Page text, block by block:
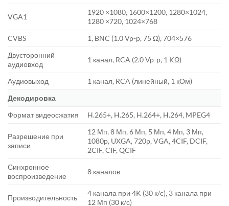
VGA1
1920 ×1080, 1600×1200, 1280×1024,
1280 ×720, 1024×768
CVBS
1, BNC (1.0 Vp-p, 75 Ω), 704×576
Двусторонний
аудиовход
1 канал, RCA (2.0 Vp-p, 1 KΩ)
Аудиовыход
1 канал, RCA (линейный, 1 кОм)
Декодировка
Формат видеосжатия
H.265+, H.265, H.264+, H.264, MPEG4
Разрешение при
записи
12 Мп, 8 Мп, 6 Мп, 5 Мп, 4 Мп, 3 Мп,
1080p, UXGA, 720p, VGA, 4CIF, DCIF,
2CIF, CIF, QCIF
Синхронное
воспроизведение
8 каналов
Производительность
4 канала при 4K (30 к/с), 3 канала при
12 Мп (30 к/с)